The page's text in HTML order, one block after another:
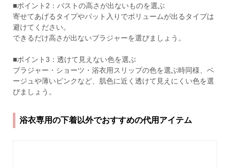
■ポイント2：バストの高さが出ないものを選ぶ
寄せてあげるタイプやパット入りでボリュームが出るタイプは
避けてください。
できるだけ高さが出ないブラジャーを選びましょう。
■ポイント3：透けて見えない色を選ぶ
ブラジャー・ショーツ・浴衣用スリップの色を選ぶ時同様、ベ
ージュや薄いピンクなど、肌色に近く透けて見えにくい色を選
びましょう。
浴衣専用の下着以外でおすすめの代用アイテム